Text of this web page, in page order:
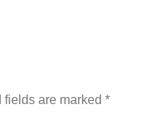
fields are marked *